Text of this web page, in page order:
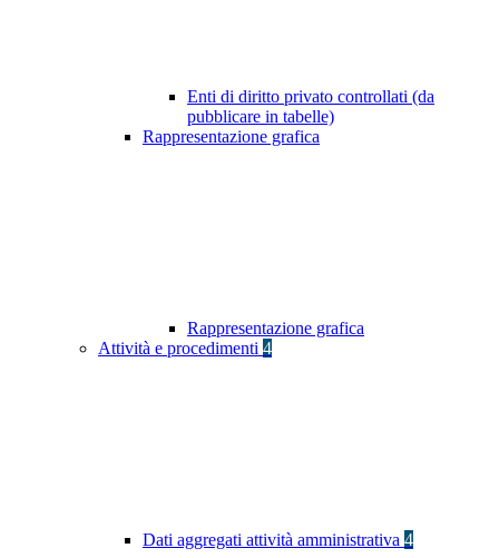
Enti di diritto privato controllati (da
pubblicare in tabelle)
Rappresentazione grafica
Rappresentazione grafica
Attività e procedimenti 4
Dati aggregati attività amministrativa 4